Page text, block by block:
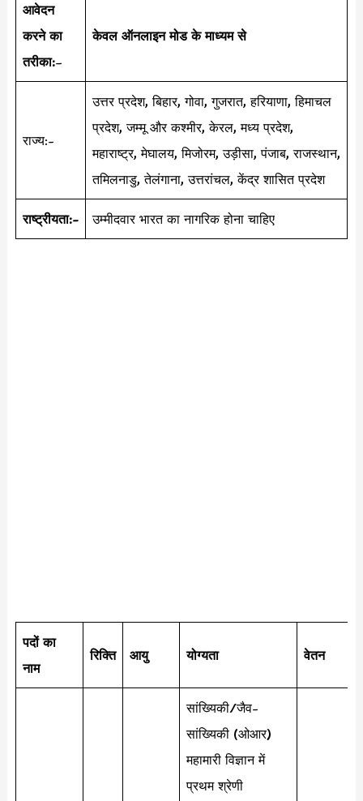
आवेदन
करने का
तरीका:–
केवल ऑनलाइन मोड के माध्यम से
राज्य:-
उत्तर प्रदेश, बिहार, गोवा, गुजरात, हरियाणा, हिमाचल
प्रदेश, जम्मू और कश्मीर, केरल, मध्य प्रदेश,
महाराष्ट्र, मेघालय, मिजोरम, उड़ीसा, पंजाब, राजस्थान,
तमिलनाडु, तेलंगाना, उत्तरांचल, केंद्र शासित प्रदेश
राष्ट्रीयता:- उम्मीदवार भारत का नागरिक होना चाहिए
पदों का
नाम
रिक्ति आयु योग्यता वेतन
सांख्यिकी/जैव-
सांख्यिकी (ओआर)
महामारी विज्ञान में
प्रथम श्रेणी